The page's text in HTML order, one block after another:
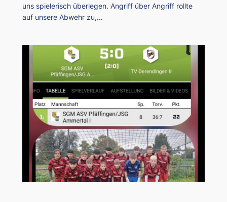
uns spielerisch überlegen. Angriff über Angriff rollte
auf unsere Abwehr zu,…